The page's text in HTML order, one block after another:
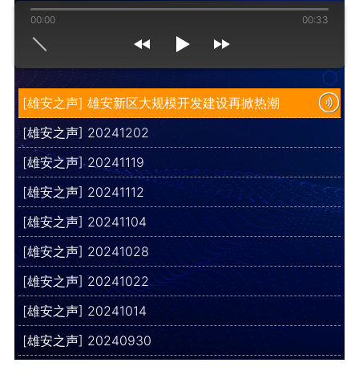
[雄安之声] 雄安新区大规模开发建设再掀热潮
[雄安之声] 20241202
[雄安之声] 20241119
[雄安之声] 20241112
[雄安之声] 20241104
[雄安之声] 20241028
[雄安之声] 20241022
[雄安之声] 20241014
[雄安之声] 20240930
00:00 00:33